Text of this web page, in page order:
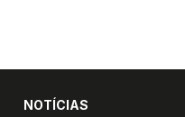
NOTÍCIAS